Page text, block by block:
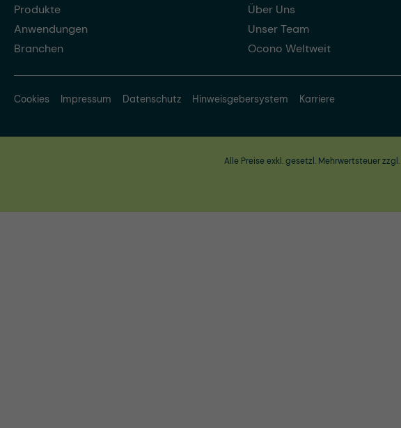
Produkte
Anwendungen
Branchen
Über Uns
Unser Team
Ocono Weltweit
Cookies Impressum Datenschutz Hinweisgebersystem Karriere
Alle Preise exkl. gesetzl. Mehrwertsteuer zzgl.